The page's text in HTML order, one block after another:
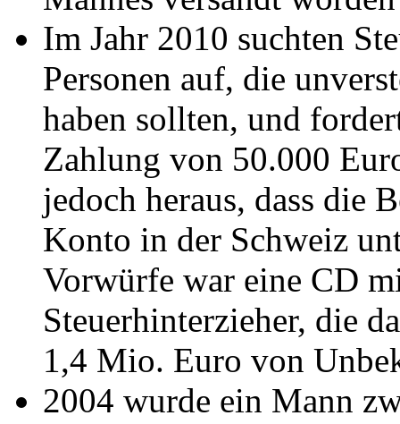
Im Jahr 2010 suchten
Personen auf, die
haben sollten, und
Zahlung von 50.000
jedoch heraus, dass die
Konto in der Schweiz
Vorwürfe war eine CD
Steuerhinterzieher, die
1,4 Mio. Euro von
2004 wurde ein Mann